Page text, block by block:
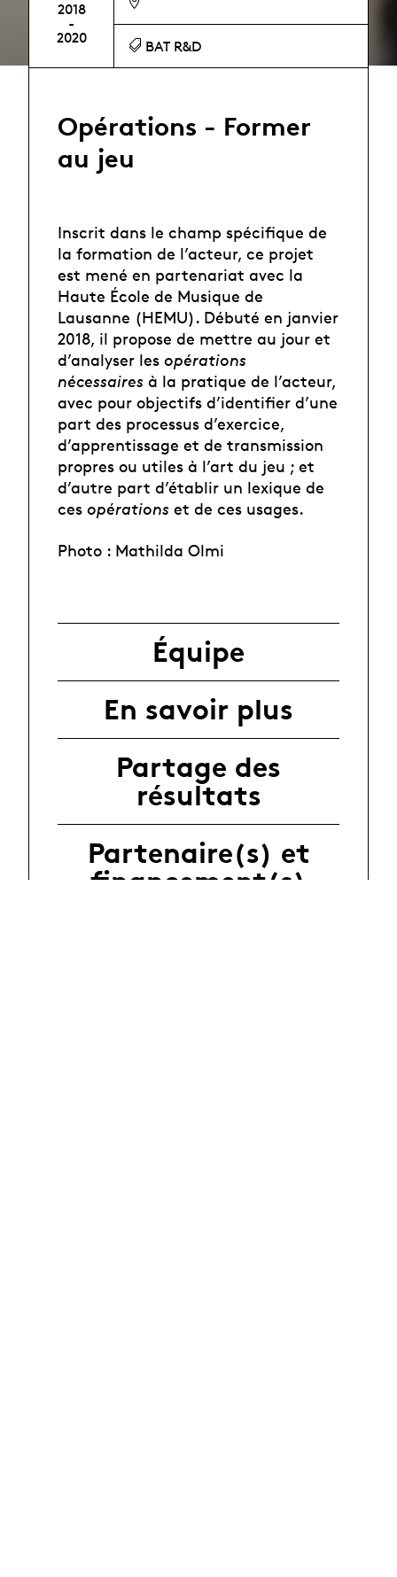
2018
-
2020
BAT R&D
Opérations - Former
au jeu
Inscrit dans le champ spécifique de
la formation de l’acteur, ce projet
est mené en partenariat avec la
Haute École de Musique de
Lausanne (HEMU). Débuté en janvier
2018, il propose de mettre au jour et
d’analyser les opérations
nécessaires à la pratique de l’acteur,
avec pour objectifs d’identifier d’une
part des processus d’exercice,
d’apprentissage et de transmission
propres ou utiles à l’art du jeu ; et
d’autre part d’établir un lexique de
ces opérations et de ces usages.
Photo : Mathilda Olmi
Équipe
En savoir plus
Partage des
résultats
Partenaire(s) et
financement(s)